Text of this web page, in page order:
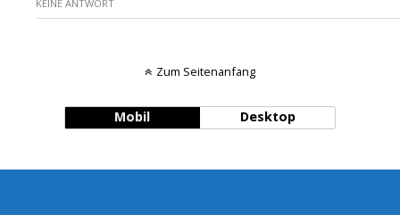
KEINE ANTWORT
Zum Seitenanfang
Mobil Desktop